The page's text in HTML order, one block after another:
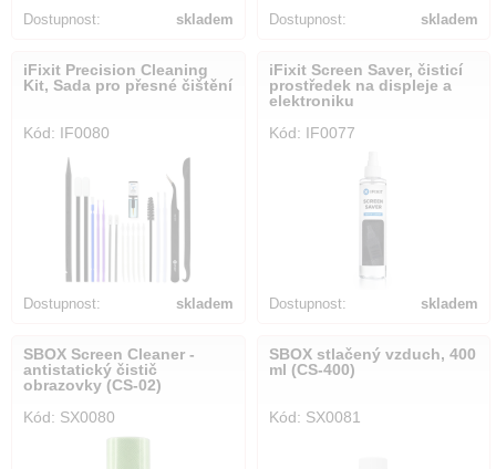
Dostupnost: skladem Dostupnost: skladem
iFixit Precision Cleaning
Kit, Sada pro přesné čištění
Kód: IF0080
Dostupnost: skladem
iFixit Screen Saver, čisticí
prostředek na displeje a
elektroniku
Kód: IF0077
Dostupnost: skladem
SBOX Screen Cleaner -
antistatický čistič
obrazovky (CS-02)
Kód: SX0080
SBOX stlačený vzduch, 400
ml (CS-400)
Kód: SX0081